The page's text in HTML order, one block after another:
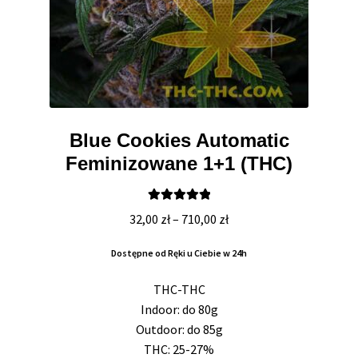
Blue Cookies Automatic
Feminizowane 1+1 (THC)
5.00
32,00 zł– 710,00 złZakres
od
Dostępne od Ręki u Ciebie w 24h
THC-THC
Indoor: do 80g
Outdoor: do 85g
THC: 25-27%